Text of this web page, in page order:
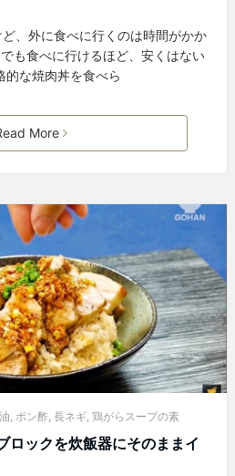
ど、外に食べに行くのは時間がかか
も食べに行けるほど、安くはない
的な焼肉丼を食べら
More
ポン酢 長ネギ 鶏がらスープの素
ロックを炊飯器にそのままイ